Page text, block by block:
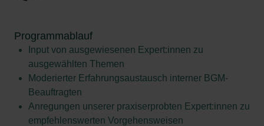
Programmablauf
Input von ausgewiesenen Expert:innen zu
ausgewählten Themen
Moderierter Erfahrungsaustausch interner BGM-
Beauftragten
Anregungen unserer praxiserprobten Expert:innen zu
empfehlenswerten Vorgehensweisen